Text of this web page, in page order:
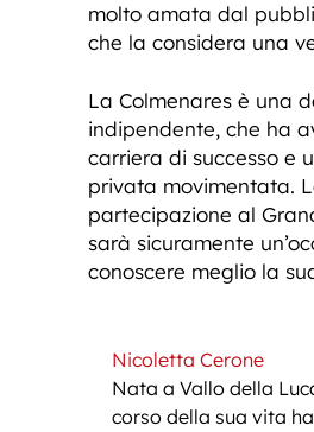
molto amata dal
che la considera una
La Colmenares è una
indipendente, che ha
carriera di successo e
privata movimentata.
partecipazione al
sarà sicuramente
conoscere meglio la
Nicoletta Cerone
Nata a Vallo della
corso della sua vita